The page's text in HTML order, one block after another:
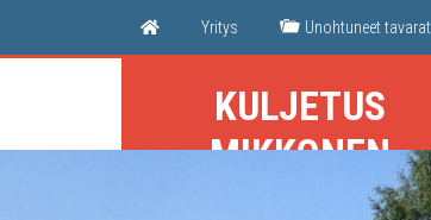
Yri­tys Unoh­tu­neet tavarat
KULJETUS
MIKKONEN